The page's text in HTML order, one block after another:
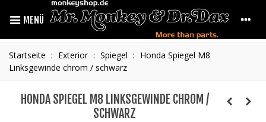
MENÜ
Startseite : Exterior : Spiegel : Honda Spiegel M8
Linksgewinde chrom / schwarz
HONDA SPIEGEL M8 LINKSGEWINDE CHROM /
SCHWARZ